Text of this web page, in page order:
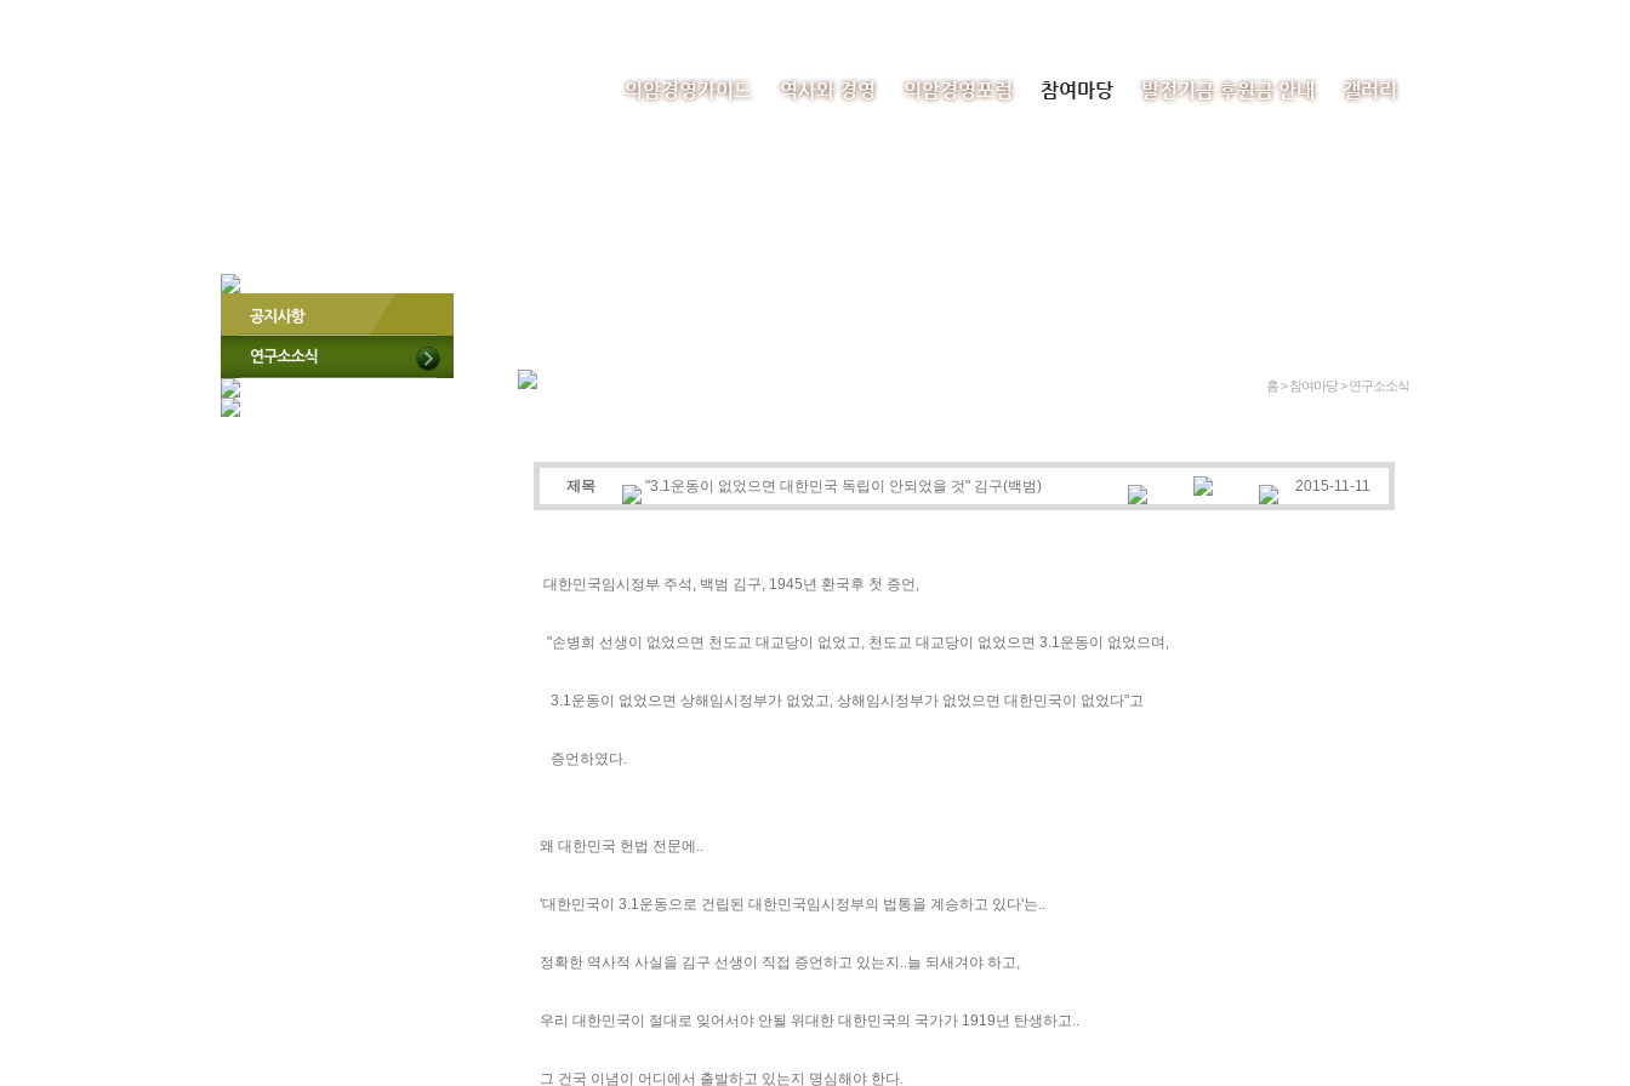
의암경영가이드 역사와 경영 의암경영포럼 참여마당 발전기금 후원금 안내 갤러리
홈 > 참여마당 >연구소소식
제목 "3.1운동이 없었으면 대한민국 독립이 안되었을 것" 김구(백범) 2015-11-11
대한민국임시정부 주석, 백범 김구, 1945년 환국후 첫 증언,
"손병희 선생이 없었으면 천도교 대교당이 없었고, 천도교 대교당이 없었으면 3.1운동이 없었으며,
3.1운동이 없었으면 상해임시정부가 없었고, 상해임시정부가 없었으면 대한민국이 없었다"고
증언하였다.
왜 대한민국 헌법 전문에..
'대한민국이 3.1운동으로 건립된 대한민국임시정부의 법통을 계승하고 있다'는..
정확한 역사적 사실을 김구 선생이 직접 증언하고 있는지..늘 되새겨야 하고,
우리 대한민국이 절대로 잊어서야 안될 위대한 대한민국의 국가가 1919년 탄생하고..
그 건국 이념이 어디에서 출발하고 있는지 명심해야 한다.